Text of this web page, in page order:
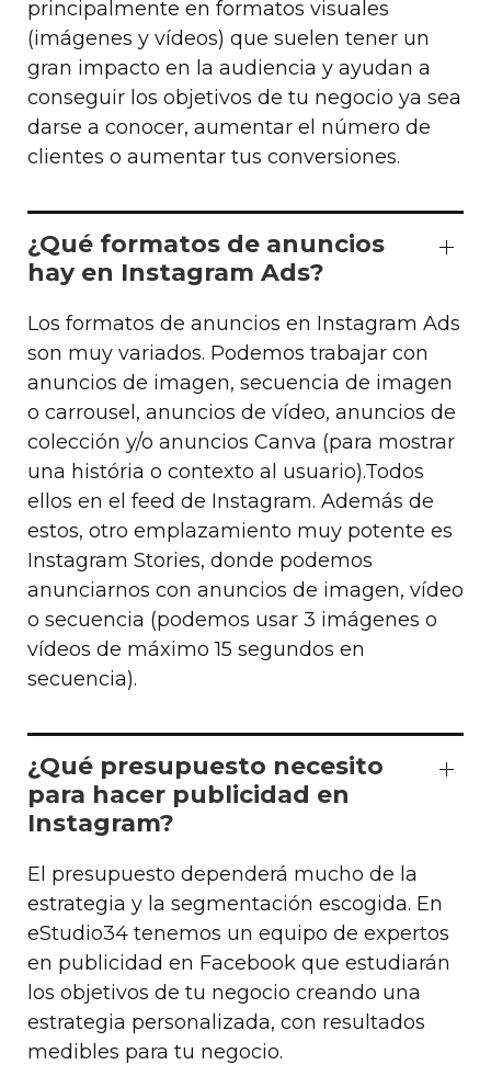
principalmente en formatos visuales
(imágenes y vídeos) que suelen tener un
gran impacto en la audiencia y ayudan a
conseguir los objetivos de tu negocio ya sea
darse a conocer, aumentar el número de
clientes o aumentar tus conversiones.
¿Qué formatos de anuncios
hay en Instagram Ads?
Los formatos de anuncios en Instagram Ads
son muy variados. Podemos trabajar con
anuncios de imagen, secuencia de imagen
o carrousel, anuncios de vídeo, anuncios de
colección y/o anuncios Canva (para mostrar
una história o contexto al usuario).Todos
ellos en el feed de Instagram. Además de
estos, otro emplazamiento muy potente es
Instagram Stories, donde podemos
anunciarnos con anuncios de imagen, vídeo
o secuencia (podemos usar 3 imágenes o
vídeos de máximo 15 segundos en
secuencia).
¿Qué presupuesto necesito
para hacer publicidad en
Instagram?
El presupuesto dependerá mucho de la
estrategia y la segmentación escogida. En
eStudio34 tenemos un equipo de expertos
en publicidad en Facebook que estudiarán
los objetivos de tu negocio creando una
estrategia personalizada, con resultados
medibles para tu negocio.